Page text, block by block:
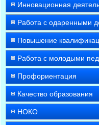
Инновационная
Работа с одаренными
Повышение
Работа с молодыми
Профориентация
Качество образования
НОКО